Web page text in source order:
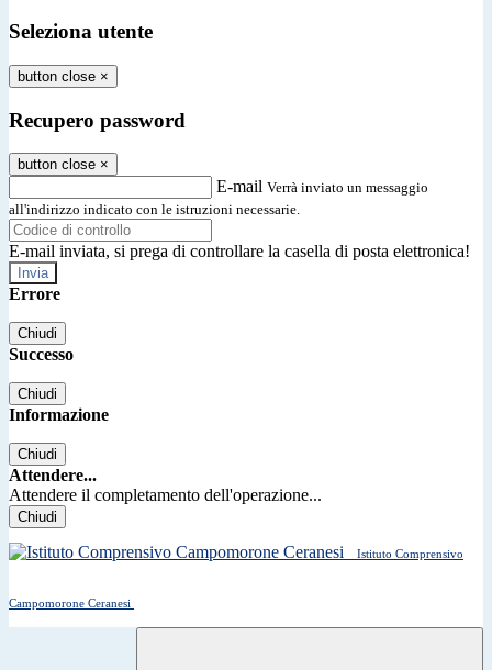
Seleziona utente
button close ×
Recupero password
button close ×
E-mail Verrà inviato un messaggio
all'indirizzo indicato con le istruzioni necessarie.
E-mail inviata, si prega di controllare la casella di posta elettronica!
Errore
Chiudi
Successo
Chiudi
Informazione
Chiudi
Attendere...
Attendere il completamento dell'operazione...
Chiudi
Istituto Comprensivo
Campomorone Ceranesi